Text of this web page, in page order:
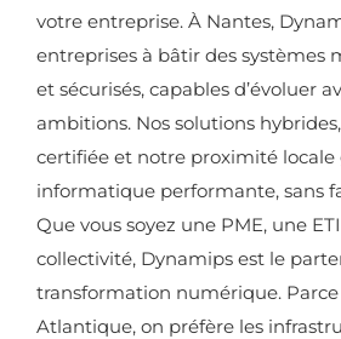
votre entreprise. À Nantes,
entreprises à bâtir des systèmes
et sécurisés, capables d’évoluer
ambitions. Nos solutions
certifiée et notre proximité locale
informatique performante, sans
Que vous soyez une PME, une
collectivité, Dynamips est le
transformation numérique. Parce
Atlantique, on préfère les